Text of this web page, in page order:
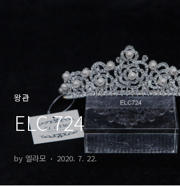
왕관
ELC 724
by 엘라모 2020. 7. 22.